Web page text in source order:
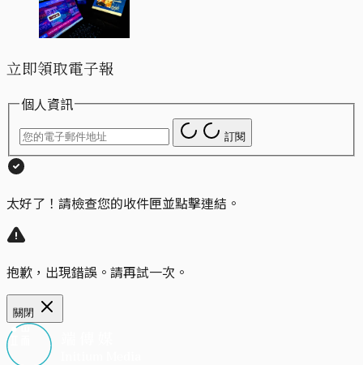
立即領取電子報
個人資訊
訂閱
太好了！請檢查您的收件匣並點擊連結。
抱歉，出現錯誤。請再試一次。
關閉